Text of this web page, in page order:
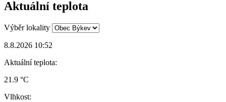
Aktuální teplota
Výběr lokality
8.8.2026 10:52
Aktuální teplota:
21.9 °C
Vlhkost: